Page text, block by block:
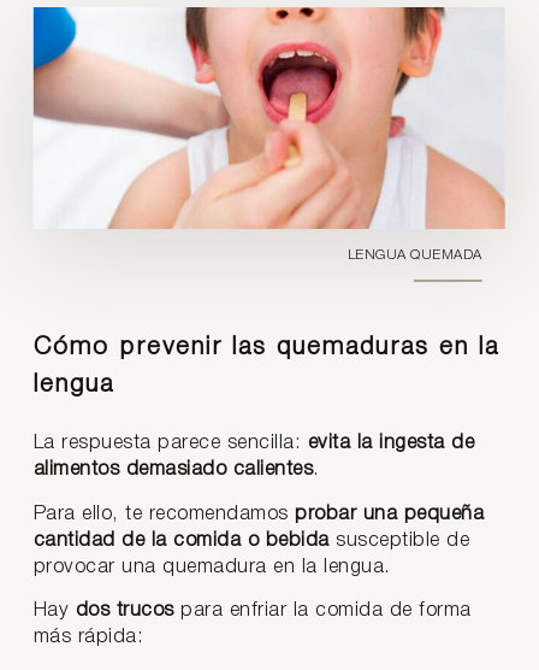
LENGUA QUEMADA
Cómo prevenir las quemaduras en la
lengua
La respuesta parece sencilla: evita la ingesta de
alimentos demasiado calientes.
Para ello, te recomendamosprobar una pequeña
cantidad de la comida o bebida susceptible de
provocar una quemadura en la lengua.
Hay dos trucospara enfriar la comida de forma
más rápida: